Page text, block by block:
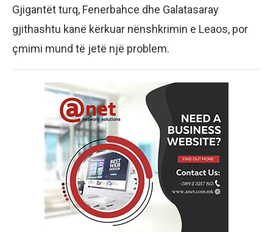
Gjigantët turq, Fenerbahce dhe Galatasaray
gjithashtu kanë kërkuar nënshkrimin e Leaos, por
çmimi mund të jetë një problem.